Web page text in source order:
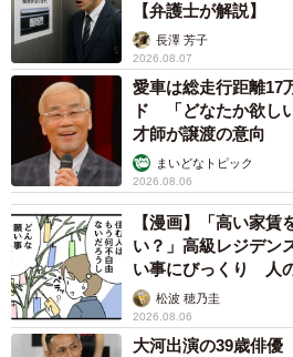
【弁護士が解説】
長澤 芳子
2026.08.07
愛車は総走行距離17
ド 「どなたか欲し
才師が譲渡の意向
まいどなトピック
2026.08.06
【漫画】「高い家賃
い？」高級レジデン
い事にびっくり 人
松波 穂乃圭
2026.08.06
大河出演の39歳俳